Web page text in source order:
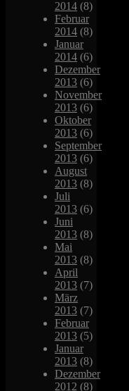
2014 (8)
Februar
2014 (8)
Januar
2014 (6)
Dezember
2013 (6)
November
2013 (6)
Oktober
2013 (6)
September
2013 (6)
August
2013 (8)
Juli
2013 (6)
Juni
2013 (8)
Mai
2013 (8)
April
2013 (7)
März
2013 (7)
Februar
2013 (5)
Januar
2013 (8)
Dezember
2012 (8)